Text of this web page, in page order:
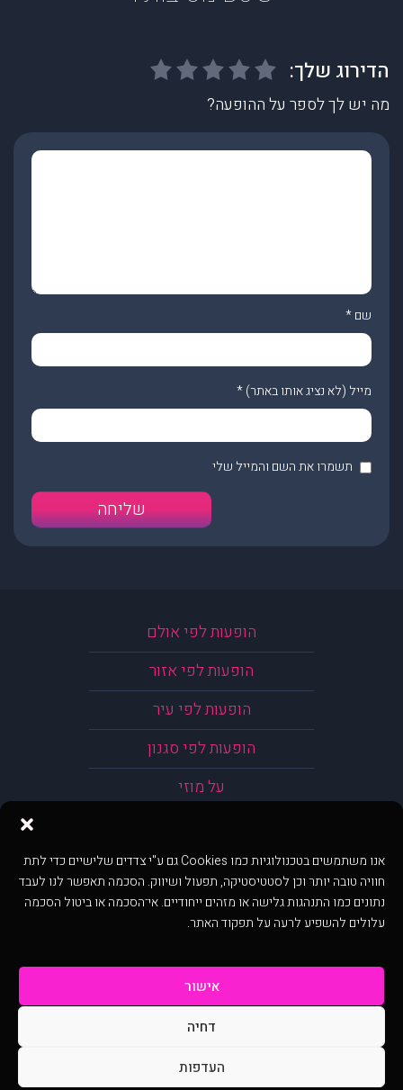
אנו משתמשים בטכנולוגיות כמו Cookies גם ע"י צדדים שלישיים כדי לתת
חוויה טובה יותר וכן לסטטיסטיקה, תפעול ושיווק. הסכמה תאפשר לנו לעבד
נתונים כמו התנהגות גלישה או מזהים ייחודיים. אי־הסכמה או ביטול הסכמה
עלולים להשפיע לרעה על תפקוד האתר.
אישור
דחיה
העדפות
מה יש לך לספר על ההופעה?
שם*
מייל (לא נציג אותו באתר)*
תשמרו את השם והמייל שלי
הופעות לפי אולם
הופעות לפי אזור
הופעות לפי עיר
הופעות לפי סגנון
על מוזי